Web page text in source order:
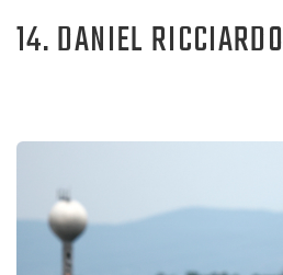
14. DANIEL RICCIARDO